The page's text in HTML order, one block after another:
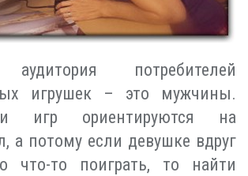
потребителей
игрушек – это мужчины.
игр ориентируются на
а потому если девушке вдруг
что-то поиграть, то найти